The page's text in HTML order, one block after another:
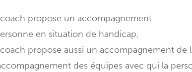
propose un accompagnement
en situation de handicap,
propose aussi un accompagnement de
des équipes avec qui la